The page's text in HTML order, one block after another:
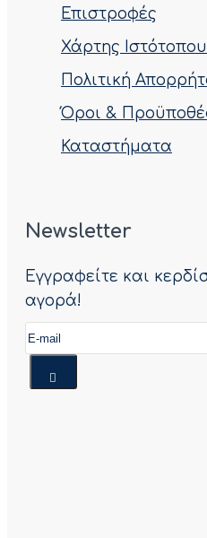
Επιστροφές
Χάρτης Ιστότοπου
Πολιτική
Όροι &
Καταστήματα
Newsletter
Εγγραφείτε και
αγορά!